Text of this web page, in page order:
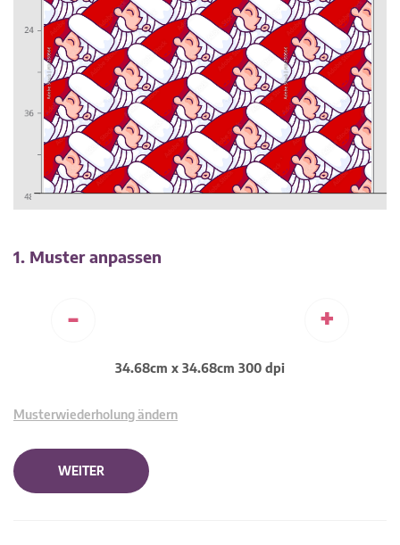
1. Muster anpassen
- +
34.68cm x 34.68cm 300 dpi
Musterwiederholung ändern
WEITER